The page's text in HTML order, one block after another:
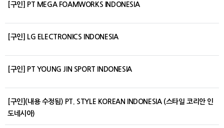
[구인] PT MEGA FOAMWORKS INDONESIA
[구인] LG ELECTRONICS INDONESIA
[구인] PT YOUNG JIN SPORT INDONESIA
[구인](내용 수정됨) PT. STYLE KOREAN INDONESIA (스타일 코리안 인
도네시아)